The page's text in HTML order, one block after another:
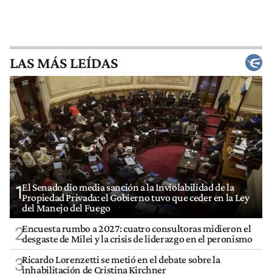
LAS MÁS LEÍDAS
1El Senado dio media sanción a la Inviolabilidad de la
Propiedad Privada: el Gobierno tuvo que ceder en la Ley
del Manejo del Fuego
2Encuesta rumbo a 2027: cuatro consultoras midieron el
desgaste de Milei y la crisis de liderazgo en el peronismo
3Ricardo Lorenzetti se metió en el debate sobre la
inhabilitación de Cristina Kirchner